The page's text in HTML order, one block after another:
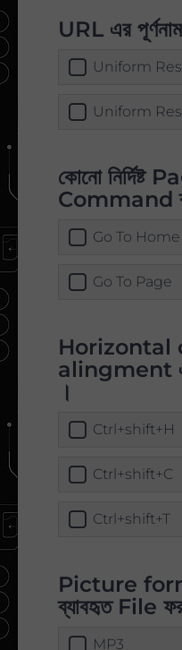
URL এর
Uniform
Uniform
কোনো নির্দিষ্ট
Command
Go To Home
Go To Page
Horizontal
alingment এর
।
Ctrl+shift+H
Ctrl+shift+C
Ctrl+shift+T
Picture
ব্যাবহৃত File
MP3